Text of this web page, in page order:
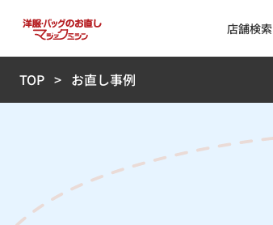
店舗検索
TOP お直し事例